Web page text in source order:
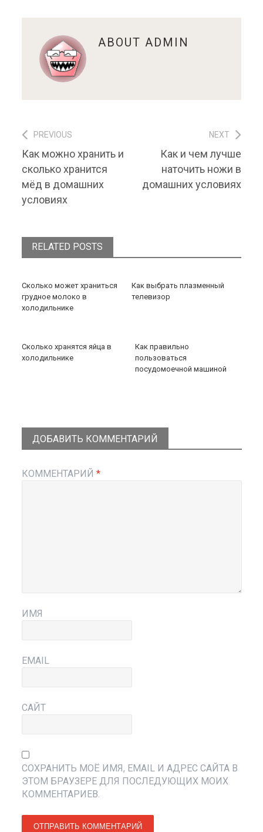
ABOUT ADMIN
Навигация по записям
PREVIOUS
Previous post:
Как можно хранить и
сколько хранится
мёд в домашних
условиях
NEXT
Next post:
Как и чем лучше
наточить ножи в
домашних условиях
RELATED POSTS
Сколько может храниться
грудное молоко в
холодильнике
Как выбрать плазменный
телевизор
Сколько хранятся яйца в
холодильнике
Как правильно
пользоваться
посудомоечной машиной
ДОБАВИТЬ КОММЕНТАРИЙ
КОММЕНТАРИЙ*
ИМЯ
EMAIL
САЙТ
СОХРАНИТЬ МОЁ ИМЯ, EMAIL И АДРЕС САЙТА В
ЭТОМ БРАУЗЕРЕ ДЛЯ ПОСЛЕДУЮЩИХ МОИХ
КОММЕНТАРИЕВ.